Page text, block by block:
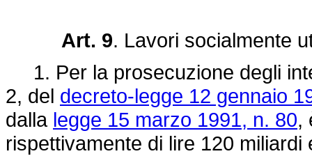
Art. 9. Lavori socialmente
1. Per la prosecuzione degli
2, del decreto-legge 12 gennaio
dalla legge 15 marzo 1991, n. 80,
rispettivamente di lire 120